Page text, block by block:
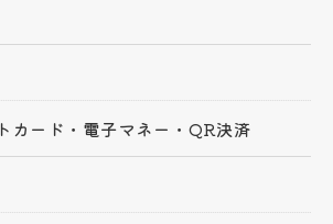
カード・電子マネー・QR決済